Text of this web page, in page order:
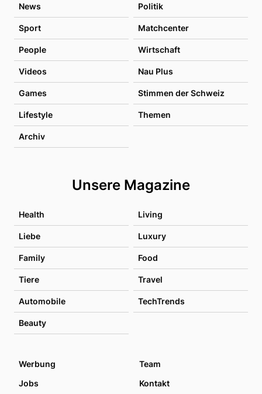
News Politik
Sport Matchcenter
People Wirtschaft
Videos Nau Plus
Games Stimmen der Schweiz
Lifestyle Themen
Archiv
Unsere Magazine
Health Living
Liebe Luxury
Family Food
Tiere Travel
Automobile TechTrends
Beauty
Werbung
Team
Jobs
Kontakt